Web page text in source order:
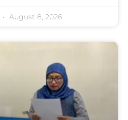
August 8, 2026